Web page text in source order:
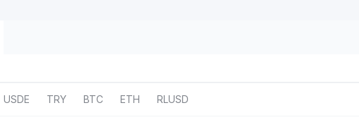
USDE TRY BTC ETH RLUSD